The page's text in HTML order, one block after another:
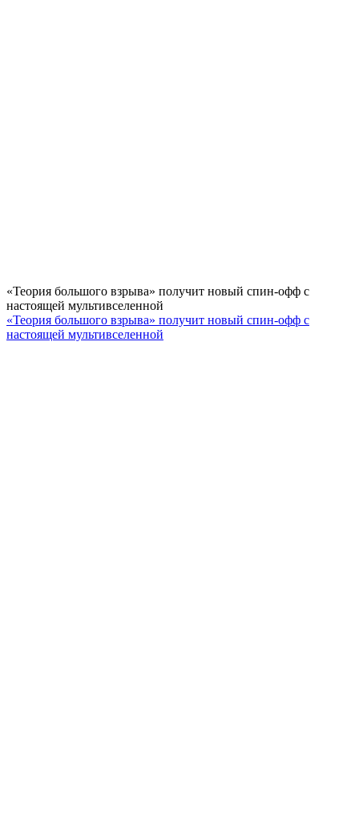
«Теория большого взрыва» получит новый спин-офф с
настоящей мультивселенной
«Теория большого взрыва» получит новый спин-офф с
настоящей мультивселенной